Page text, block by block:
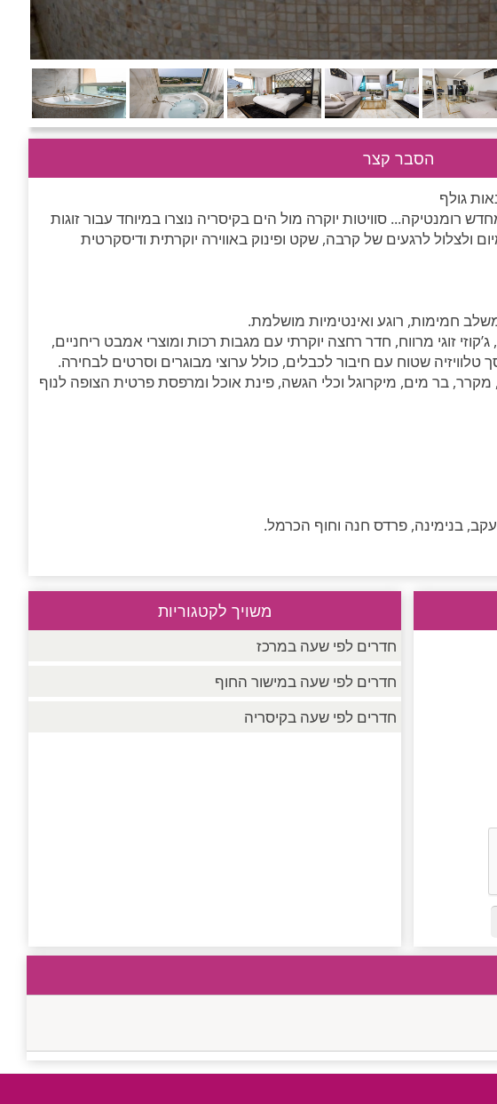
הסבר קצר
גולף
רומנטיקה... סוויטות יוקרה מול הים בקיסריה נוצרו במיוחד עבור זוגות
לרגעים של קרבה, שקט ופינוק באווירה יוקרתית ודיסקרטית
חמימות, רוגע ואינטימיות מושלמת.
זוגי מרווח, חדר רחצה יוקרתי עם מגבות רכות ומוצרי אמבט ריחניים,
טלוויזיה שטוח עם חיבור לכבלים, כולל ערוצי מבוגרים וסרטים לבחירה.
בר מים, מיקרוגל וכלי הגשה, פינת אוכל ומרפסת פרטית הצופה לנוף
בנימינה, פרדס חנה וחוף הכרמל.
משויך לקטגוריות
חדרים לפי שעה במרכז
חדרים לפי שעה במישור החוף
חדרים לפי שעה בקיסריה